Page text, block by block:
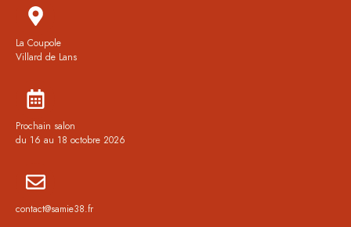
La Coupole
Villard de Lans
Prochain salon
du 16 au 18 octobre 2026
contact@samie38.fr